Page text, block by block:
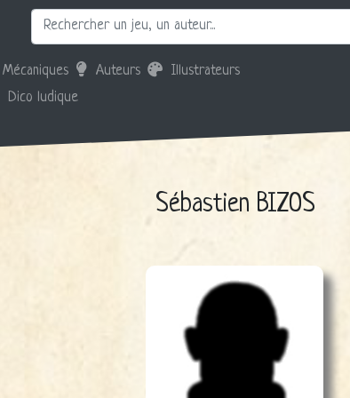
Mécaniques Auteurs
Illustrateurs
Dico ludique
Sébastien BIZOS